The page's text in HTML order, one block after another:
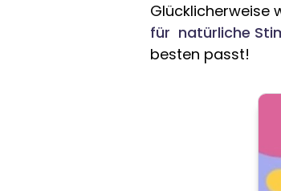
Glücklicherweise
für natürliche
besten passt!